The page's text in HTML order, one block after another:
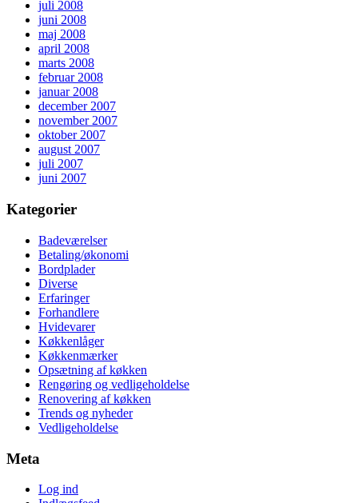
juli 2008
juni 2008
maj 2008
april 2008
marts 2008
februar 2008
januar 2008
december 2007
november 2007
oktober 2007
august 2007
juli 2007
juni 2007
Kategorier
Badeværelser
Betaling/økonomi
Bordplader
Diverse
Erfaringer
Forhandlere
Hvidevarer
Køkkenlåger
Køkkenmærker
Opsætning af køkken
Rengøring og vedligeholdelse
Renovering af køkken
Trends og nyheder
Vedligeholdelse
Meta
Log ind